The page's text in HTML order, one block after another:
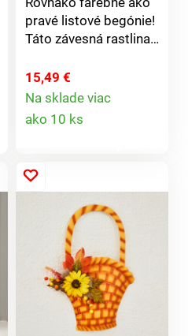
pravé listové begónie!
Táto závesná rastlina
ozdobí Vaše steny a
dvere. Samozrejme
nie je potrebná žiadna
15,49 €
Na sklade viac
ako 10 ks